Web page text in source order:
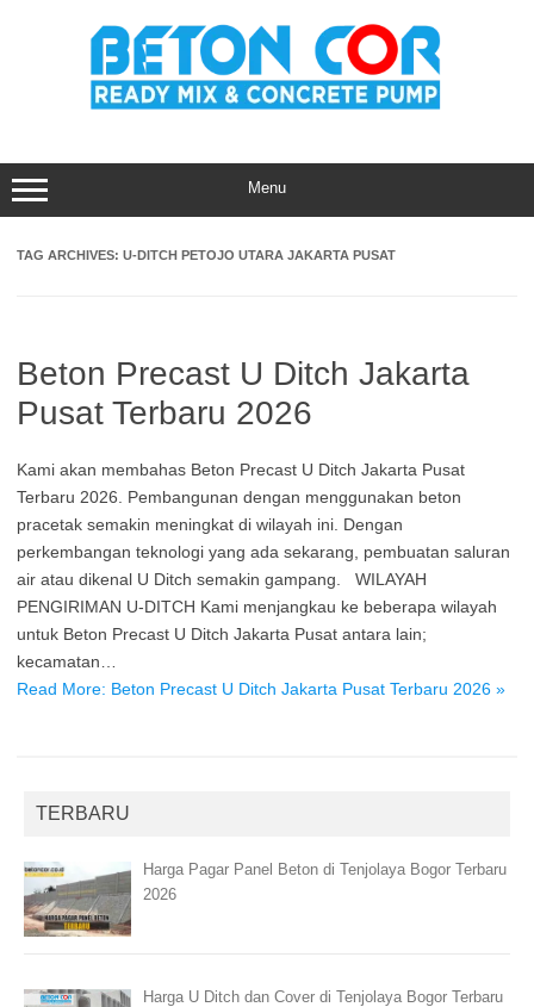
Menu
TAG ARCHIVES: U-DITCH PETOJO UTARA JAKARTA PUSAT
Beton Precast U Ditch Jakarta
Pusat Terbaru 2026
Kami akan membahas Beton Precast U Ditch Jakarta Pusat
Terbaru 2026. Pembangunan dengan menggunakan beton
pracetak semakin meningkat di wilayah ini. Dengan
perkembangan teknologi yang ada sekarang, pembuatan saluran
air atau dikenal U Ditch semakin gampang. WILAYAH
PENGIRIMAN U-DITCH Kami menjangkau ke beberapa wilayah
untuk Beton Precast U Ditch Jakarta Pusat antara lain;
kecamatan…
Read More: Beton Precast U Ditch Jakarta Pusat Terbaru 2026 »
TERBARU
Harga Pagar Panel Beton di Tenjolaya Bogor Terbaru
2026
Harga U Ditch dan Cover di Tenjolaya Bogor Terbaru